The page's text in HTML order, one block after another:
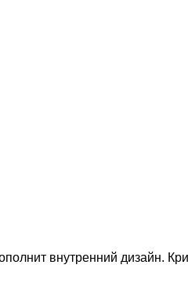
внутренний дизайн.